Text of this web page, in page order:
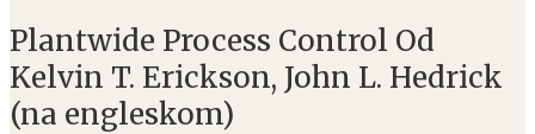
Plantwide Process Control Od
Kelvin T. Erickson, John L. Hedrick
(na engleskom)